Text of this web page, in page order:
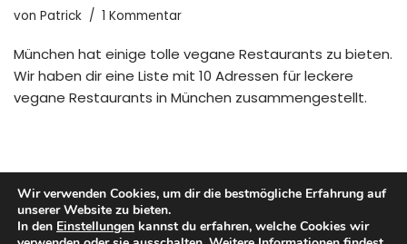
von Patrick 1 Kommentar
München hat einige tolle vegane Restaurants zu bieten.
Wir haben dir eine Liste mit 10 Adressen für leckere
vegane Restaurants in München zusammengestellt.
Wir verwenden Cookies, um dir die bestmögliche Erfahrung auf
unserer Website zu bieten.
In den Einstellungen kannst du erfahren, welche Cookies wir